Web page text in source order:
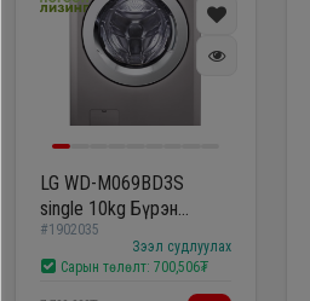
LG WD-M069BD3S
single 10kg Бүрэн
автомат угаалгын
машин
#1902035
Зээл судлуулах
Сарын төлөлт: 700,506₮